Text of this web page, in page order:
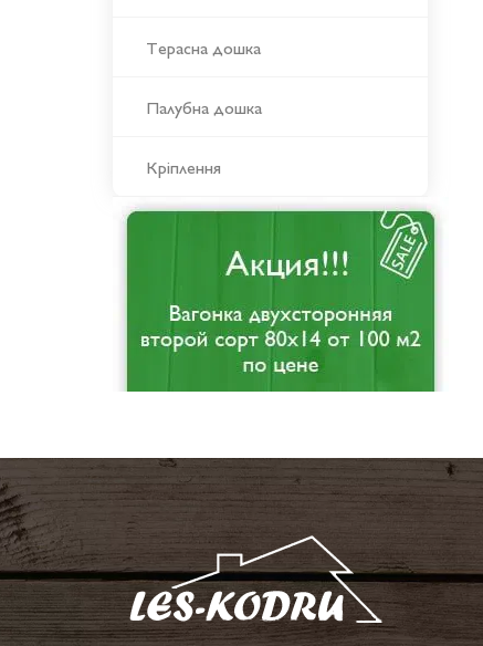
Терасна дошка
Палубна дошка
Кріплення